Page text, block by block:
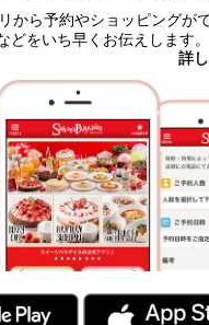
から予約やショッピングが
どをいち早くお伝えします。
詳